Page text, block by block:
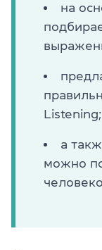
на
Listening;
а
можно